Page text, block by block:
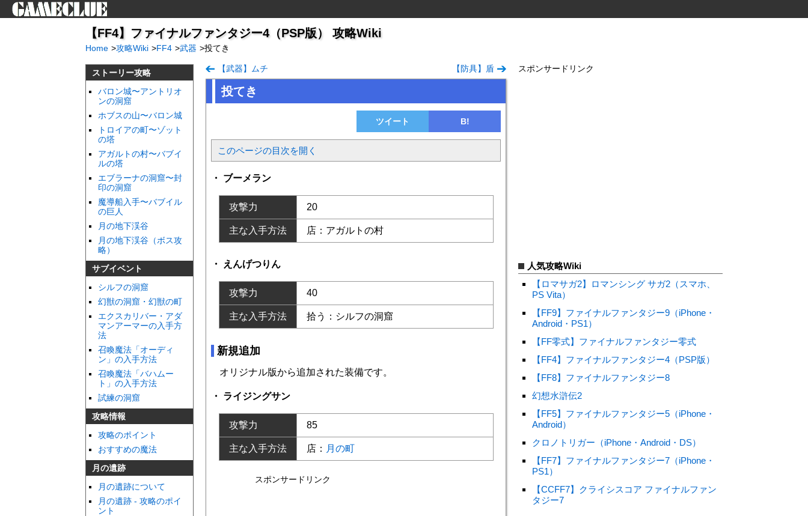
【FF4】ファイナルファンタジー4（PSP版） 攻略Wiki
Home >攻略Wiki >FF4 >武器 >投てき
ストーリー攻略
バロン城〜アントリオ
ンの洞窟
ホブスの山〜バロン城
トロイアの町〜ゾット
の塔
アガルトの村〜バブイ
ルの塔
エブラーナの洞窟〜封
印の洞窟
魔導船入手〜バブイル
の巨人
月の地下渓谷
月の地下渓谷（ボス攻
略）
サブイベント
シルフの洞窟
幻獣の洞窟・幻獣の町
エクスカリバー・アダ
マンアーマーの入手方
法
召喚魔法「オーディ
ン」の入手方法
召喚魔法「バハムー
ト」の入手方法
試練の洞窟
攻略情報
攻略のポイント
おすすめの魔法
月の遺跡
月の遺跡について
月の遺跡 - 攻略のポイ
ント
【武器】ムチ 【防具】盾
投てき
ツイート B!
このページの目次を開く
ブーメラン
攻撃力 20
主な入手方法 店：アガルトの村
えんげつりん
攻撃力 40
主な入手方法 拾う：シルフの洞窟
新規追加
オリジナル版から追加された装備です。
ライジングサン
攻撃力 85
主な入手方法 店： 月の町
スポンサードリンク
スポンサードリンク
人気攻略Wiki
【ロマサガ2】ロマンシング サガ2（スマホ、
PS Vita）
【FF9】ファイナルファンタジー9（iPhone・
Android・PS1）
【FF零式】ファイナルファンタジー零式
【FF4】ファイナルファンタジー4（PSP版）
【FF8】ファイナルファンタジー8
幻想水滸伝2
【FF5】ファイナルファンタジー5（iPhone・
Android）
クロノトリガー（iPhone・Android・DS）
【FF7】ファイナルファンタジー7（iPhone・
PS1）
【CCFF7】クライシスコア ファイナルファン
タジー7